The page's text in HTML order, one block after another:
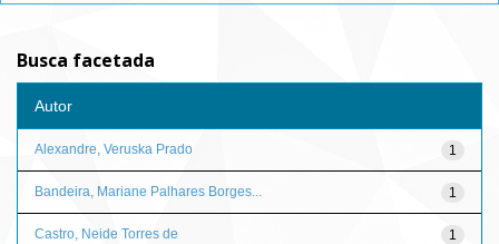
Busca facetada
Autor
1
Alexandre, Veruska Prado
1
Bandeira, Mariane Palhares Borges...
1
Castro, Neide Torres de